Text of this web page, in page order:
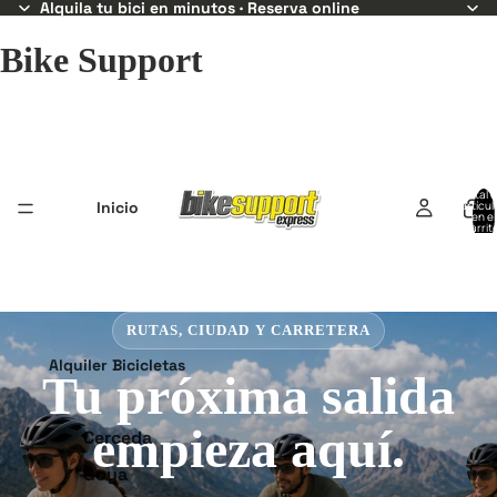
Alquila tu bici en minutos · Reserva online
Bike Support
Inicio
Alquiler Bicicletas
Cerceda
Goya
Total
en el
BIKE SUPPORT EXPRESS
Alquila tu bici. Sal a
rodar hoy.